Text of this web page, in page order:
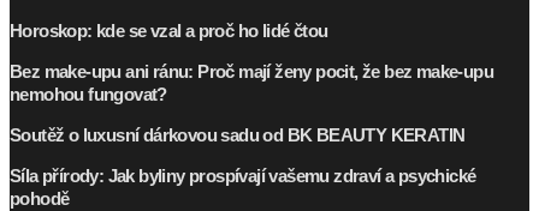
Horoskop: kde se vzal a proč ho lidé čtou
Bez make-upu ani ránu: Proč mají ženy pocit, že bez make-upu
nemohou fungovat?
Soutěž o luxusní dárkovou sadu od BK BEAUTY KERATIN
Síla přírody: Jak byliny prospívají vašemu zdraví a psychické
pohodě